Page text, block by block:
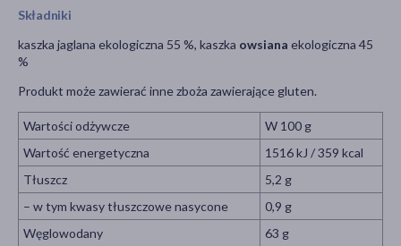
Składniki
kaszka jaglana ekologiczna 55 %, kaszka owsiana ekologiczna 45
%
Produkt może zawierać inne zboża zawierające gluten.
Wartości odżywcze
W 100 g
Wartość energetyczna
1516 kJ / 359 kcal
Tłuszcz
5,2 g
– w tym kwasy tłuszczowe nasycone
0,9 g
Węglowodany
63 g